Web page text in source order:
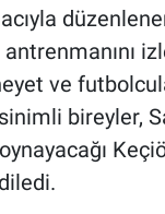
ve
bireyler,